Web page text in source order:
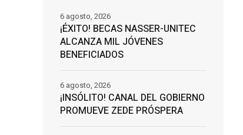
¡ÉXITO! BECAS NASSER-UNITEC
ALCANZA MIL JÓVENES
BENEFICIADOS
6 agosto, 2026
¡INSÓLITO! CANAL DEL GOBIERNO
PROMUEVE ZEDE PRÓSPERA
6 agosto, 2026